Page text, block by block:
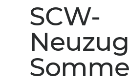
SCW-